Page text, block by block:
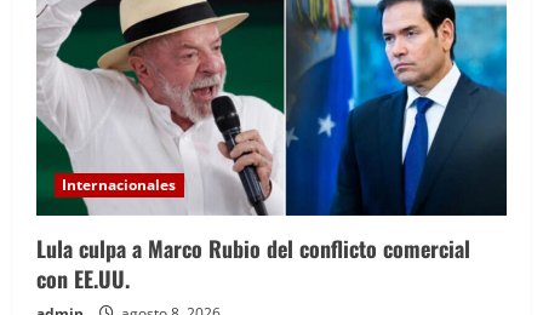
Internacionales
Lula culpa a Marco Rubio del conflicto comercial
con EE.UU.